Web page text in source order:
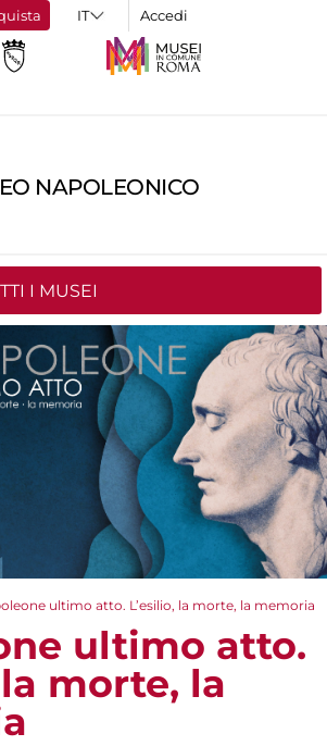
Accedi
NAPOLEONICO
I MUSEI
ultimo atto. L’esilio, la morte, la memoria
ultimo atto.
la morte, la